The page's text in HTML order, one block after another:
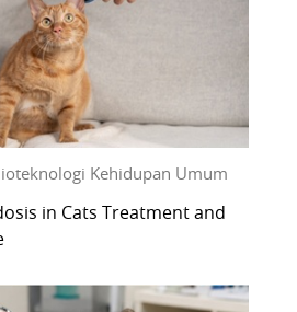
Kehidupan Umum
in Cats Treatment and